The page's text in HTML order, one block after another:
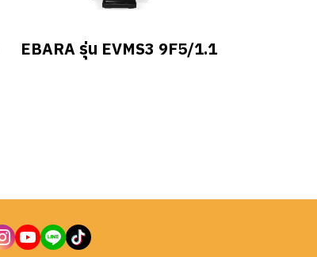
EBARA รุ่น EVMS3 9F5/1.1